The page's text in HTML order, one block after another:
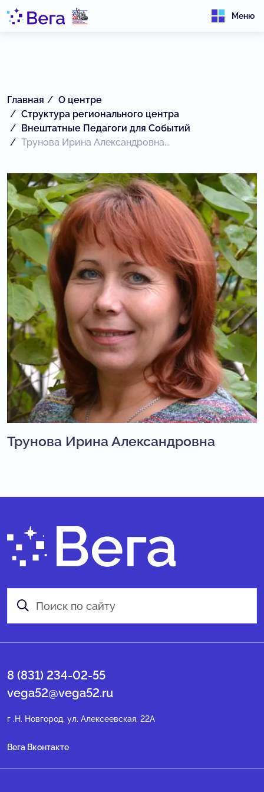
Меню
Главная
О центре
Структура регионального центра
Внештатные Педагоги для Событий
Трунова Ирина Александровна...
Трунова Ирина Александровна
8 (831) 234-02-55
vega52@vega52.ru
г .Н. Новгород, ул. Алексеевская, 22А
Вега Вконтакте